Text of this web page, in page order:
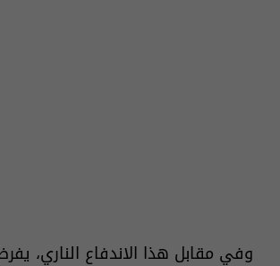
وفي مقابل هذا الاندفاع الناري،